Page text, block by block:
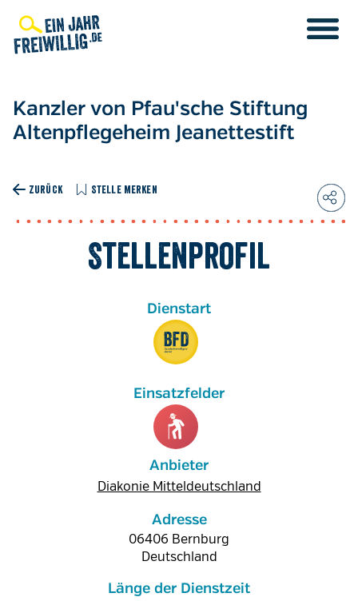
zum
Inhalt
Kanzler von Pfau'sche Stiftung
Altenpflegeheim Jeanettestift
ZURÜCK STELLE MERKEN
Stellenprofil
Anbieter
Diakonie Mitteldeutschland
Adresse
06406 Bernburg
Deutschland
Länge der Dienstzeit